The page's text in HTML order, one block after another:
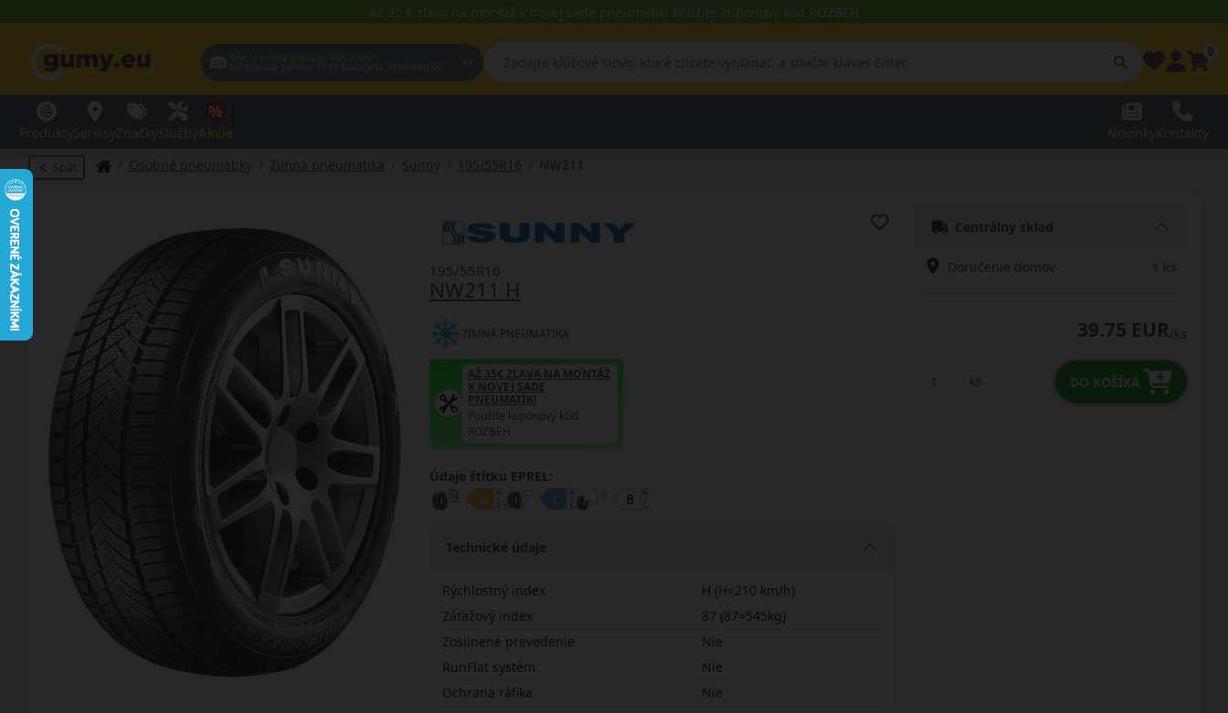
Až 35 € zľava na montáž k novej sade pneumatík! Použite kupónový kód ROZBEH
Na základe polohy:
Späť Osobné pneumatiky Zimná pneumatika Sunny 195/55R16
NW211 H
195/55R16
ZIMNÁ PNEUMATIKA
AŽ 35€ ZĽAVA NA MONTÁŽ
K NOVEJ SADE
PNEUMATÍK!
Použite kupónový kód
ROZBEH
Údaje štítku EPREL:
Technické údaje
Rýchlostný index
H (H=210 km/h)
Záťažový index
87 (87=545kg)
Zosilnené prevedenie
Nie
RunFlat systém
Nie
Ochrana ráfika
Nie
Centrálny sklad
Doručenie domov 1 ks
39.75 EUR/ks
ks DO KOŠÍKA